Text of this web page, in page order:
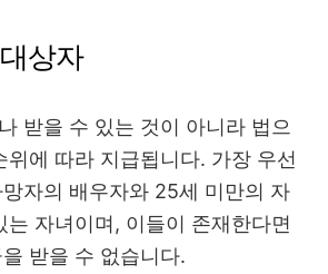
상자
받을 수 있는 것이 아니라 법으
위에 따라 지급됩니다. 가장 우선
자의 배우자와 25세 미만의 자
는 자녀이며, 이들이 존재한다면
받을 수 없습니다.